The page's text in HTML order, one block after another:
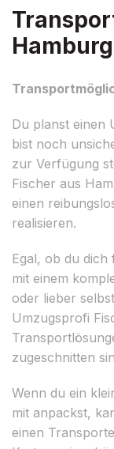
Du planst einen
bist noch
zur Verfügung
Fischer aus
einen
realisieren.
Egal, ob du dich
mit einem
oder lieber
Umzugsprofi
zugeschnitten
Wenn du ein
mit anpackst,
einen